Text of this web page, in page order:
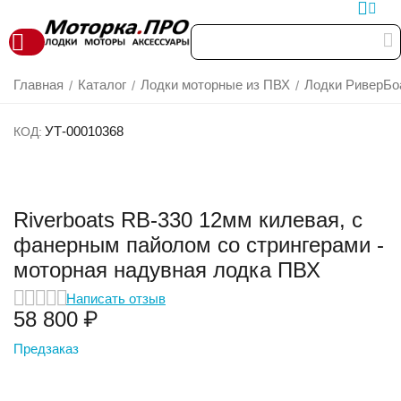
Главная / Каталог / Лодки моторные из ПВХ / Лодки
КОД: УТ-00010368
Riverboats RB-330 12мм килевая, с
фанерным пайолом со стрингерами -
моторная надувная лодка ПВХ
Написать отзыв
58 800 ₽
Предзаказ